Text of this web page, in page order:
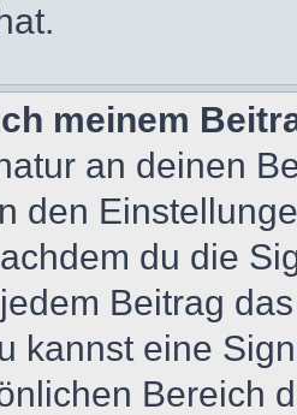
meinem
an deinen
den
du die
Beitrag
kannst eine
Bereich